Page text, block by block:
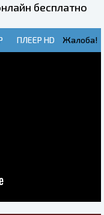
бесплатно
ПЛЕЕР HD Жалоба!